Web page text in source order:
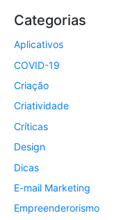
Categorias
Aplicativos
COVID-19
Criação
Criatividade
Críticas
Design
Dicas
E-mail Marketing
Empreenderorismo